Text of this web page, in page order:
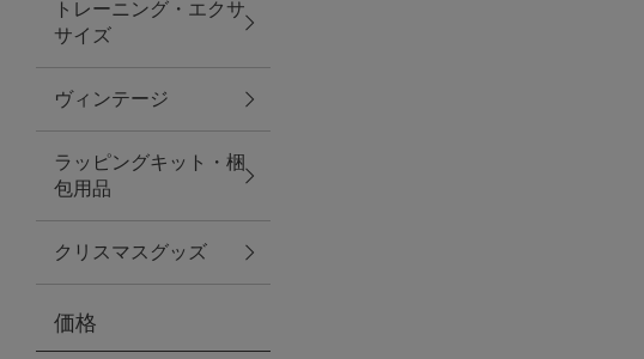
ステーショナリー
その他
紅茶・フード
トレーニング・エクサ
サイズ
ヴィンテージ
ラッピングキット・梱
包用品
クリスマスグッズ
価格